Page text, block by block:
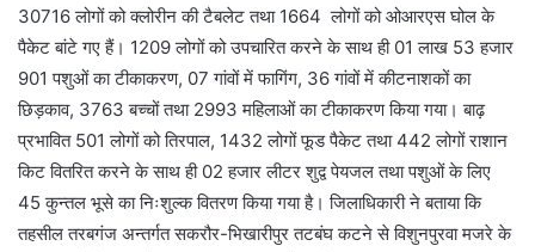
30716 लोगों को क्लोरीन की टैबलेट तथा 1664 लोगों को ओआरएस घोल के
पैकेट बांटे गए हैं। 1209 लोगों को उपचारित करने के साथ ही 01 लाख 53 हजार
901 पशुओं का टीकाकरण, 07 गांवों में फागिंग, 36 गांवों में कीटनाशकों का
छिड़काव, 3763 बच्चों तथा 2993 महिलाओं का टीकाकरण किया गया। बाढ़
प्रभावित 501 लोगों को तिरपाल, 1432 लोगों फूड पैकेट तथा 442 लोगों राशान
किट वितरित करने के साथ ही 02 हजार लीटर शुद्व पेयजल तथा पशुओं के लिए
45 कुन्तल भूसे का निःशुल्क वितरण किया गया है। जिलाधिकारी ने बताया कि
तहसील तरबगंज अन्तर्गत सकरौर-भिखारीपुर तटबंघ कटने से विशुनपुरवा मजरे के